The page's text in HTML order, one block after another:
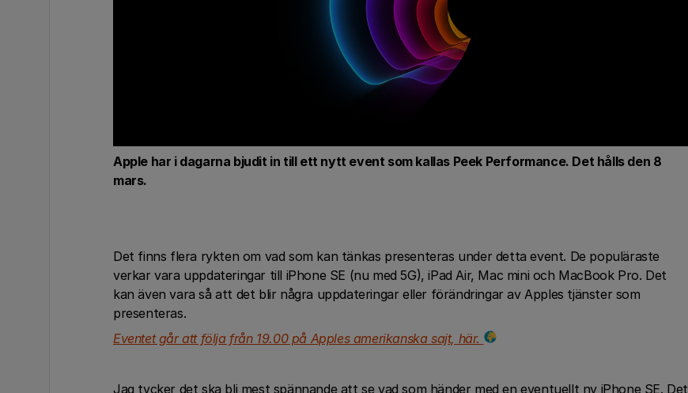
Apple har i dagarna bjudit in till ett nytt event som kallas Peek Performance. Det hålls den 8
mars.
Det finns flera rykten om vad som kan tänkas presenteras under detta event. De populäraste
verkar vara uppdateringar till iPhone SE (nu med 5G), iPad Air, Mac mini och MacBook Pro. Det
kan även vara så att det blir några uppdateringar eller förändringar av Apples tjänster som
presenteras.
Eventet går att följa från 19.00 på Apples amerikanska sajt, här.
Jag tycker det ska bli mest spännande att se vad som händer med en eventuellt ny iPhone SE. Det